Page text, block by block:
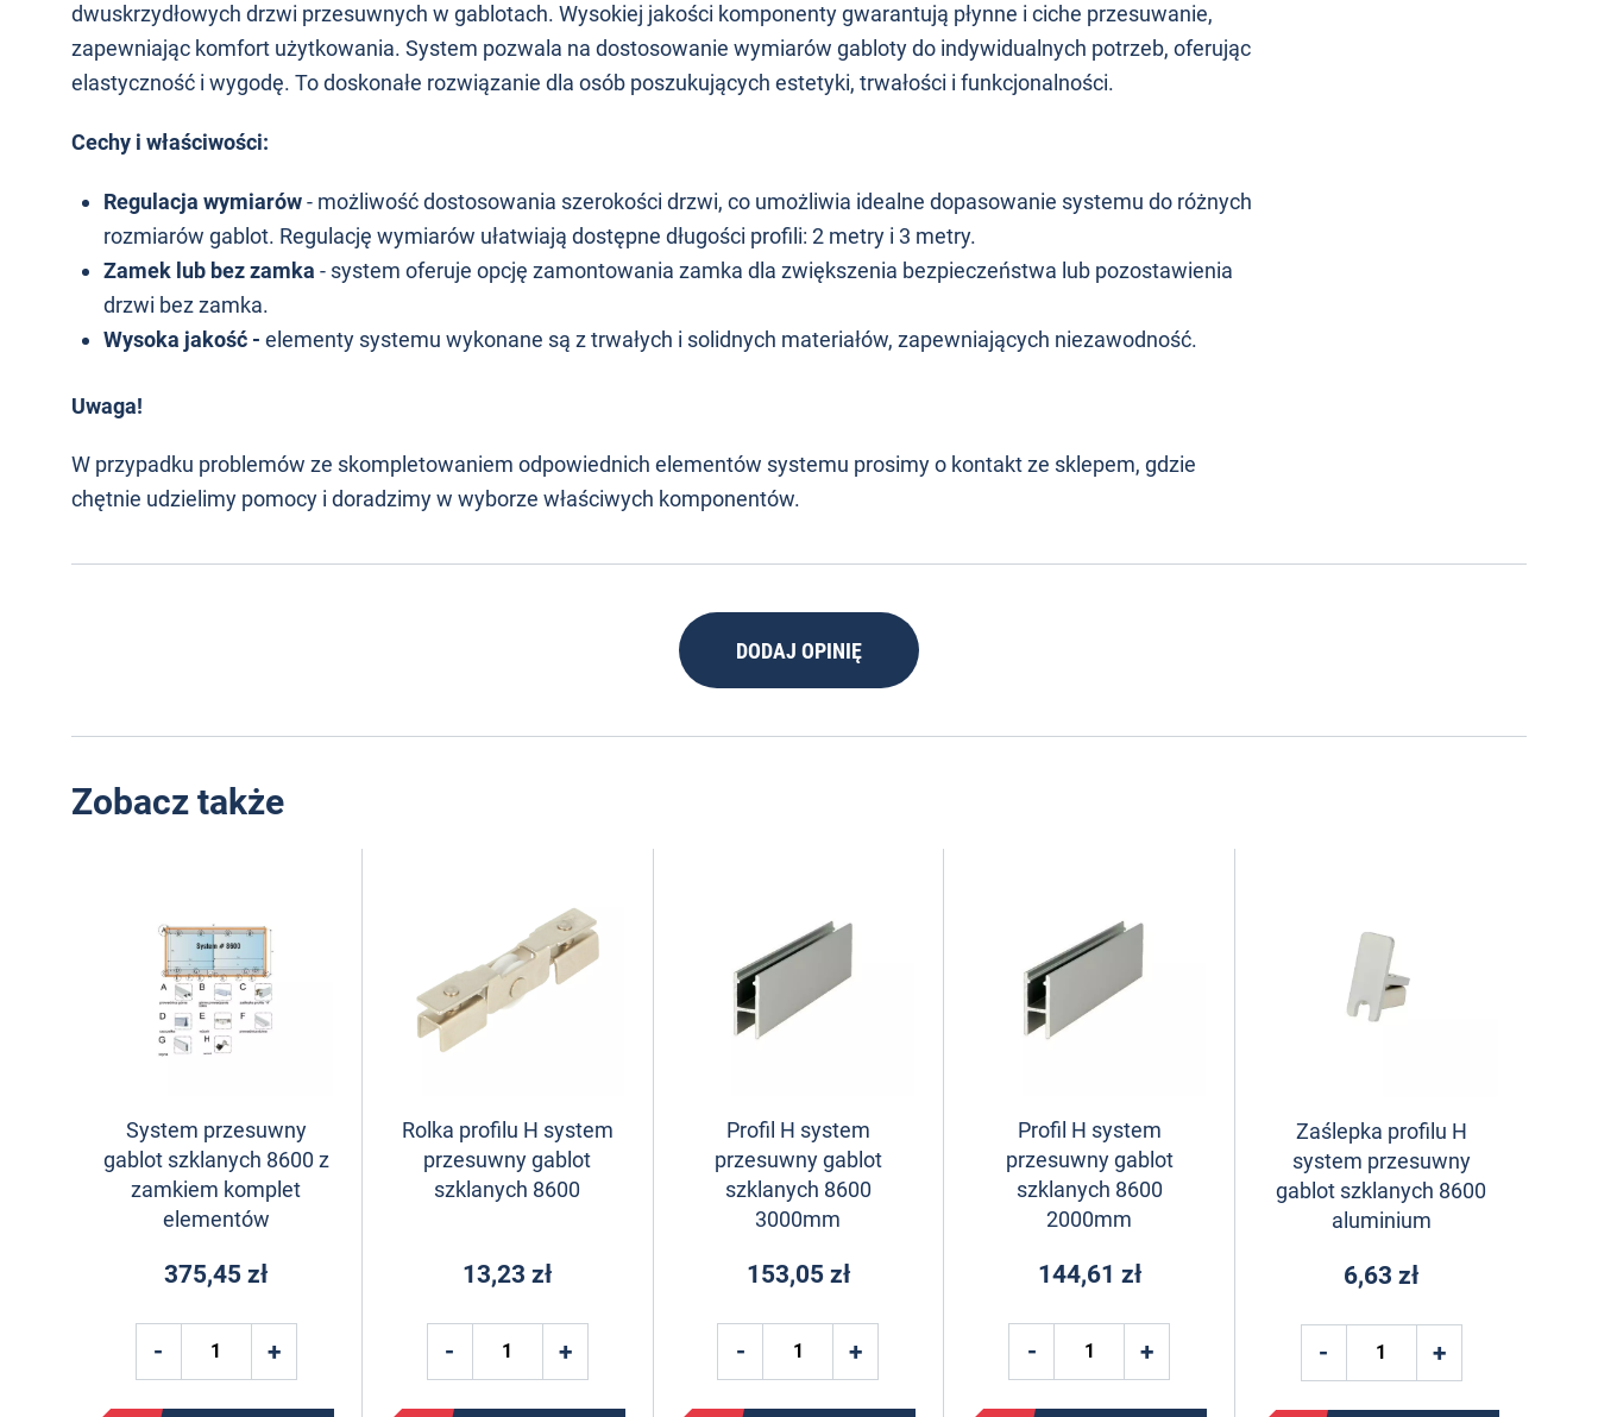
dwuskrzydłowych drzwi przesuwnych w gablotach. Wysokiej jakości komponenty gwarantują płynne i ciche przesuwanie,
zapewniając komfort użytkowania. System pozwala na dostosowanie wymiarów gabloty do indywidualnych potrzeb, oferując
elastyczność i wygodę. To doskonałe rozwiązanie dla osób poszukujących estetyki, trwałości i funkcjonalności.
Cechy i właściwości:
Regulacja wymiarów- możliwość dostosowania szerokości drzwi, co umożliwia idealne dopasowanie systemu do różnych
rozmiarów gablot. Regulację wymiarów ułatwiają dostępne długości profili: 2 metry i 3 metry.
Zamek lub bez zamka - system oferuje opcję zamontowania zamka dla zwiększenia bezpieczeństwa lub pozostawienia
drzwi bez zamka.
Wysoka jakość - elementy systemu wykonane są z trwałych i solidnych materiałów, zapewniających niezawodność.
Uwaga!
W przypadku problemów ze skompletowaniem odpowiednich elementów systemu prosimy o kontakt ze sklepem, gdzie
chętnie udzielimy pomocy i doradzimy w wyborze właściwych komponentów.
DODAJ OPINIĘ
Zobacz także
System przesuwny
gablot szklanych 8600 z
zamkiem komplet
elementów
375,45 zł
Rolka profilu H system
przesuwny gablot
szklanych 8600
13,23 zł
Profil H system
przesuwny gablot
szklanych 8600
3000mm
153,05 zł
Profil H system
przesuwny gablot
szklanych 8600
2000mm
144,61 zł
Zaślepka profilu H
system przesuwny
gablot szklanych 8600
aluminium
6,63 zł